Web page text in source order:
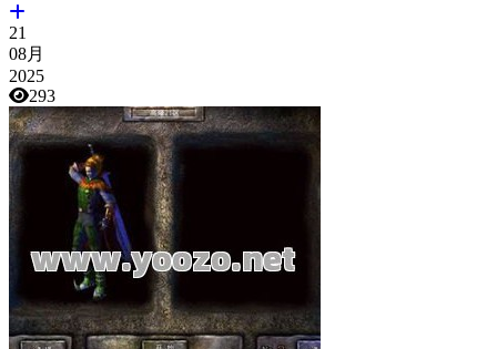
21
08月
2025
293